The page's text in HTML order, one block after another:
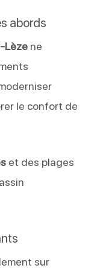
abords
Lèzene
le confort de
et des plages
sur